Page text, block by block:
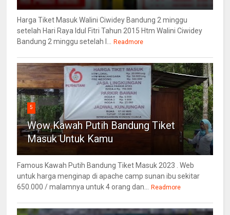
Harga Tiket Masuk Walini Ciwidey Bandung 2 minggu
setelah Hari Raya Idul Fitri Tahun 2015 Htm Walini Ciwidey
Bandung 2 minggu setelah l...
Readmore
5
Wow Kawah Putih Bandung Tiket
Masuk Untuk Kamu
Famous Kawah Putih Bandung Tiket Masuk 2023 . Web
untuk harga menginap di apache camp sunan ibu sekitar
650.000 / malamnya untuk 4 orang dan...
Readmore